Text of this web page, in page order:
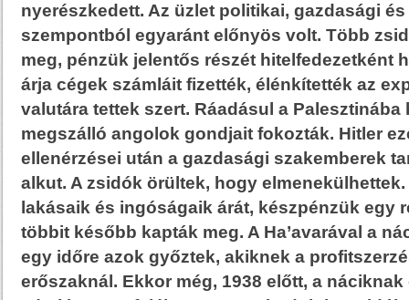
nyerészkedett. Az üzlet politikai, gazdasági
szempontból egyaránt előnyös volt. Több
meg, pénzük jelentős részét hitelfedezetként
árja cégek számláit fizették, élénkítették az
valutára tettek szert. Ráadásul a
megszálló angolok gondjait fokozták. Hitler
ellenérzései után a gazdasági szakemberek
alkut. A zsidók örültek, hogy
lakásaik és ingóságaik árát, készpénzük egy
többit később kapták meg. A Ha’avarával a
egy időre azok győztek, akiknek a
erőszaknál. Ekkor még, 1938 előtt, a